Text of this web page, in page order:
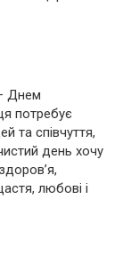
Днем
потребує
та співчуття,
день хочу
любові і